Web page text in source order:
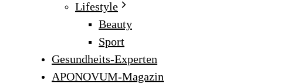
Lifestyle
Beauty
Sport
Gesundheits-Experten
APONOVUM-Magazin